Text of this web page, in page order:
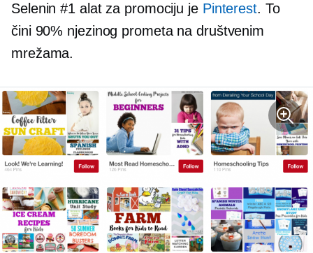
Selenin #1 alat za promociju je Pinterest. To
čini 90% njezinog prometa na društvenim
mrežama.